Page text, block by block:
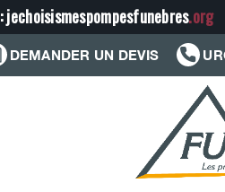
: jechoisismespompesfunebres.org
DEMANDER UN DEVIS